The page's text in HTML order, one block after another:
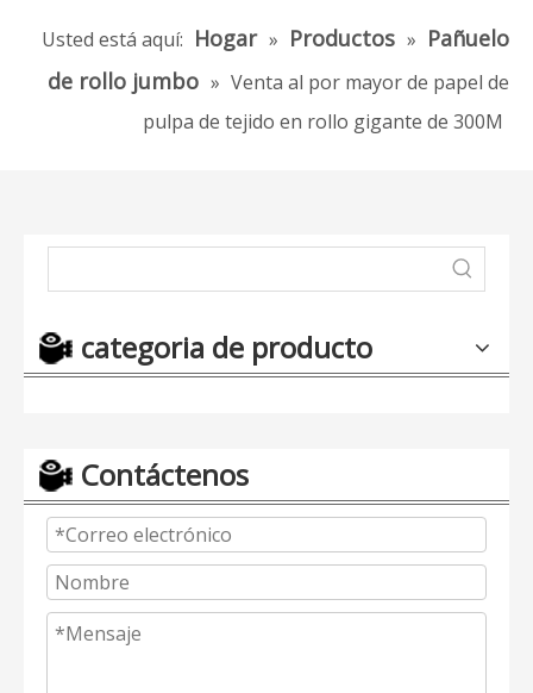
Usted está aquí: Hogar » Productos » Pañuelo
de rollo jumbo » Venta al por mayor de papel de
pulpa de tejido en rollo gigante de 300M
categoria de producto
Contáctenos